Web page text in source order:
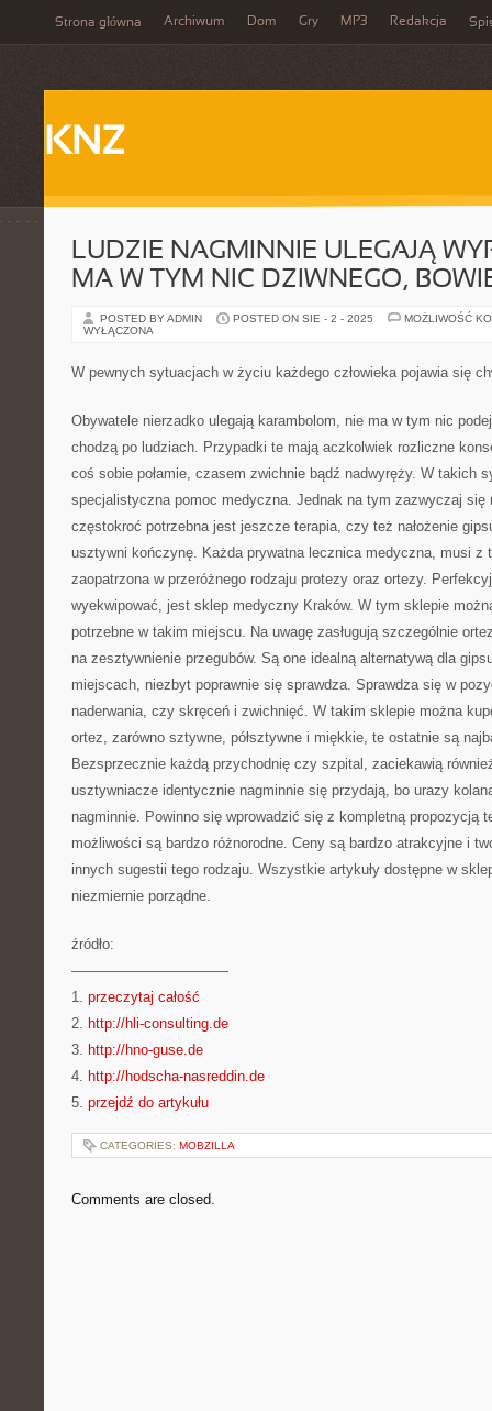
Strona główna Archiwum Dom Gry MP3 Redakcja
KNZ
LUDZIE NAGMINNIE ULEGAJĄ
MA W TYM NIC DZIWNEGO,
POSTED BY ADMIN POSTED ON SIE - 2 - 2025
MOŻLIWOŚĆ
WYŁĄCZONA
W pewnych sytuacjach w życiu każdego człowieka pojawia się
Obywatele nierzadko ulegają karambolom, nie ma w tym nic
chodzą po ludziach. Przypadki te mają aczkolwiek rozliczne
coś sobie połamie, czasem zwichnie bądź nadwyręży. W takich
specjalistyczna pomoc medyczna. Jednak na tym zazwyczaj się
częstokroć potrzebna jest jeszcze terapia, czy też nałożenie
usztywni kończynę. Każda prywatna lecznica medyczna, musi z
zaopatrzona w przeróżnego rodzaju protezy oraz ortezy.
wyekwipować, jest sklep medyczny Kraków. W tym sklepie
potrzebne w takim miejscu. Na uwagę zasługują szczególnie
na zesztywnienie przegubów. Są one idealną alternatywą dla
miejscach, niezbyt poprawnie się sprawdza. Sprawdza się w
naderwania, czy skręceń i zwichnięć. W takim sklepie można
ortez, zarówno sztywne, półsztywne i miękkie, te ostatnie są
Bezsprzecznie każdą przychodnię czy szpital, zaciekawią
usztywniacze identycznie nagminnie się przydają, bo urazy
nagminnie. Powinno się wprowadzić się z kompletną propozycją
możliwości są bardzo różnorodne. Ceny są bardzo atrakcyjne i
innych sugestii tego rodzaju. Wszystkie artykuły dostępne w
niezmiernie porządne.
źródło:
———————————
1. przeczytaj całość
2. http://hli-consulting.de
3. http://hno-guse.de
4. http://hodscha-nasreddin.de
5. przejdź do artykułu
CATEGORIES: MOBZILLA
Comments are closed.